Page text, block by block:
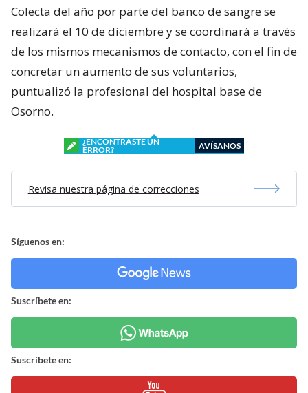
Colecta del año por parte del banco de sangre se
realizará el 10 de diciembre y se coordinará a través
de los mismos mecanismos de contacto, con el fin de
concretar un aumento de sus voluntarios,
puntualizó la profesional del hospital base de
Osorno.
¿ENCONTRASTE UN
ERROR?
AVÍSANOS
Revisa nuestra página de correcciones
Síguenos en:
Suscríbete en:
Suscríbete en: